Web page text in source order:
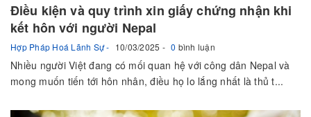
Điều kiện và quy trình xin giấy chứng nhận khi
kết hôn với người Nepal
Hợp Pháp Hoá Lãnh Sự 10/03/2025 0 bình luận
Nhiều người Việt đang có mối quan hệ với công dân Nepal và
mong muốn tiến tới hôn nhân, điều họ lo lắng nhất là thủ t...